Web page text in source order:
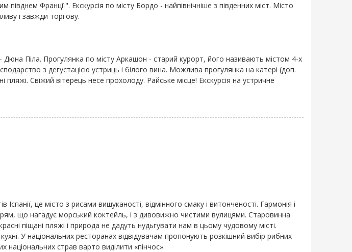
Франції". Екскурсія по місту Бордо - найпівнічніше з південних міст. Місто
і завжди торгову.
Піла. Прогулянка по місту Аркашон - старий курорт, його називають містом 4-х
з дегустацією устриць і білого вина. Можлива прогулянка на катері (доп.
Свіжий вітерець несе прохолоду. Райське місце! Екскурсія на устричне
це місто з рисами вишуканості, відмінного смаку і витонченості. Гармонія і
що нагадує морський коктейль, і з дивовижно чистими вулицями. Старовинна
піщані пляжі і природа не дадуть нудьгувати нам в цьому чудовому місті.
У національних ресторанах відвідувачам пропонують розкішний вибір рибних
національних страв варто виділити «пінчос».